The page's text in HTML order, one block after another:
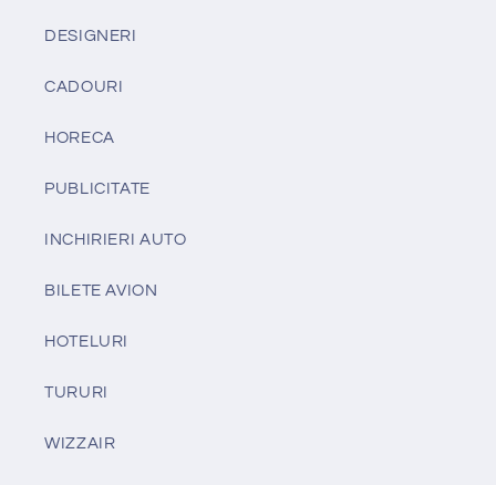
DESIGNERI
CADOURI
HORECA
PUBLICITATE
INCHIRIERI AUTO
BILETE AVION
HOTELURI
TURURI
WIZZAIR